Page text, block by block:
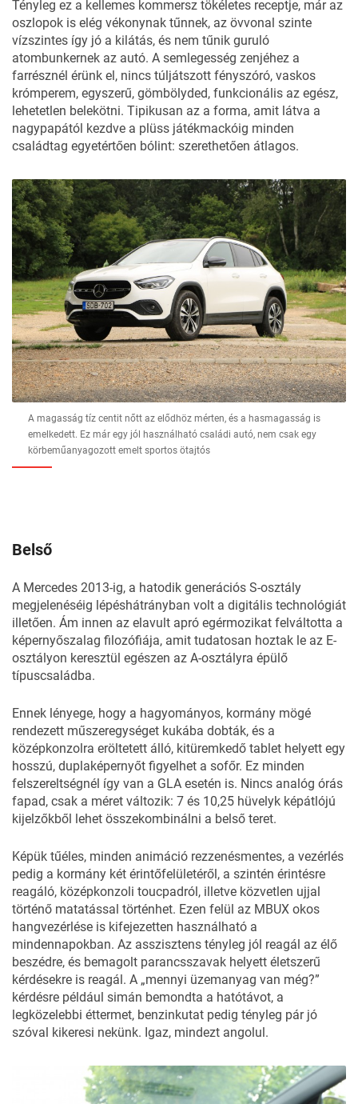
Tényleg ez a kellemes kommersz tökéletes receptje, már az
oszlopok is elég vékonynak tűnnek, az övvonal szinte
vízszintes így jó a kilátás, és nem tűnik guruló
atombunkernek az autó. A semlegesség zenjéhez a
farrésznél érünk el, nincs túljátszott fényszóró, vaskos
krómperem, egyszerű, gömbölyded, funkcionális az egész,
lehetetlen belekötni. Tipikusan az a forma, amit látva a
nagypapától kezdve a plüss játékmackóig minden
családtag egyetértően bólint: szerethetően átlagos.
A magasság tíz centit nőtt az elődhöz mérten, és a hasmagasság is
emelkedett. Ez már egy jól használható családi autó, nem csak egy
körbeműanyagozott emelt sportos ötajtós
Belső
A Mercedes 2013-ig, a hatodik generációs S-osztály
megjelenéséig lépéshátrányban volt a digitális technológiát
illetően. Ám innen az elavult apró egérmozikat felváltotta a
képernyőszalag filozófiája, amit tudatosan hoztak le az E-
osztályon keresztül egészen az A-osztályra épülő
típuscsaládba.
Ennek lényege, hogy a hagyományos, kormány mögé
rendezett műszeregységet kukába dobták, és a
középkonzolra eröltetett álló, kitüremkedő tablet helyett egy
hosszú, duplaképernyőt figyelhet a sofőr. Ez minden
felszereltségnél így van a GLA esetén is. Nincs analóg órás
fapad, csak a méret változik: 7 és 10,25 hüvelyk képátlójú
kijelzőkből lehet összekombinálni a belső teret.
Képük tűéles, minden animáció rezzenésmentes, a vezérlés
pedig a kormány két érintőfelületéről, a szintén érintésre
reagáló, középkonzoli toucpadról, illetve közvetlen ujjal
történő matatással történhet. Ezen felül az MBUX okos
hangvezérlése is kifejezetten használható a
mindennapokban. Az asszisztens tényleg jól reagál az élő
beszédre, és bemagolt parancsszavak helyett életszerű
kérdésekre is reagál. A „mennyi üzemanyag van még?”
kérdésre például simán bemondta a hatótávot, a
legközelebbi éttermet, benzinkutat pedig tényleg pár jó
szóval kikeresi nekünk. Igaz, mindezt angolul.